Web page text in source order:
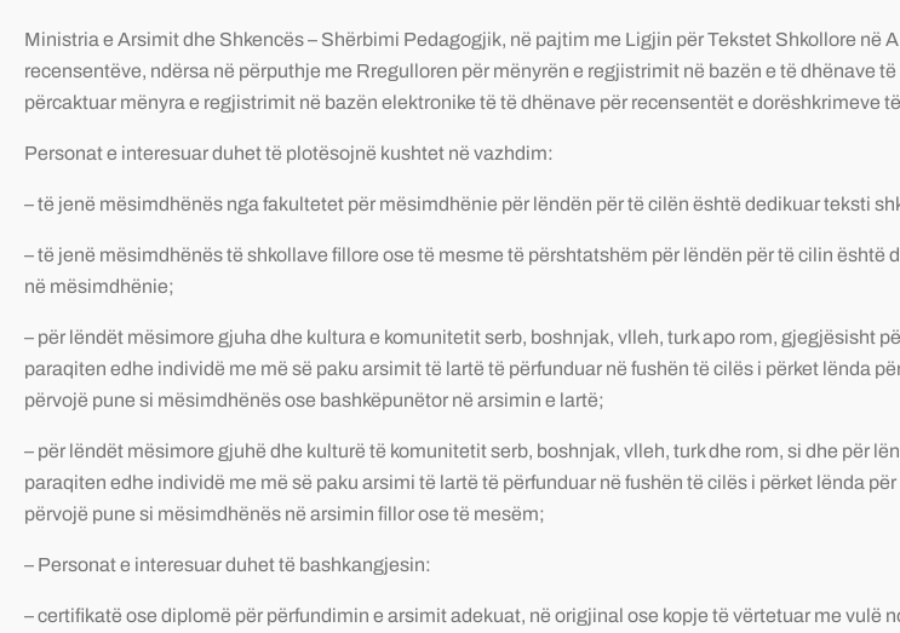
Ministria e Arsimit dhe Shkencës – Shërbimi Pedagogjik, në pajtim me Ligjin për Tekstet Shkollore në
recensentëve, ndërsa në përputhje me Rregulloren për mënyrën e regjistrimit në bazën e të dhënave
përcaktuar mënyra e regjistrimit në bazën elektronike të të dhënave për recensentët e dorëshkrimeve
Personat e interesuar duhet të plotësojnë kushtet në vazhdim:
– të jenë mësimdhënës nga fakultetet për mësimdhënie për lëndën për të cilën është dedikuar teksti
– të jenë mësimdhënës të shkollave fillore ose të mesme të përshtatshëm për lëndën për të cilin
në mësimdhënie;
– për lëndët mësimore gjuha dhe kultura e komunitetit serb, boshnjak, vlleh, turk apo rom, gjegjësisht
paraqiten edhe individë me më së paku arsimit të lartë të përfunduar në fushën të cilës i përket lënda
përvojë pune si mësimdhënës ose bashkëpunëtor në arsimin e lartë;
– për lëndët mësimore gjuhë dhe kulturë të komunitetit serb, boshnjak, vlleh, turk dhe rom, si dhe për
paraqiten edhe individë me më së paku arsimi të lartë të përfunduar në fushën të cilës i përket lënda
përvojë pune si mësimdhënës në arsimin fillor ose të mesëm;
– Personat e interesuar duhet të bashkangjesin:
– certifikatë ose diplomë për përfundimin e arsimit adekuat, në origjinal ose kopje të vërtetuar me